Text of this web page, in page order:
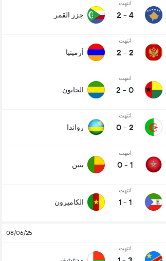
انتهت
4
-
2 جزر القمر
انتهت
2
-
2 أرمينيا
انتهت
0
-
2 الجابون
انتهت
2
-
0 رواندا
انتهت
1
-
0 بنين
انتهت
1
-
1 الكاميرون
08/06/25
انتهت